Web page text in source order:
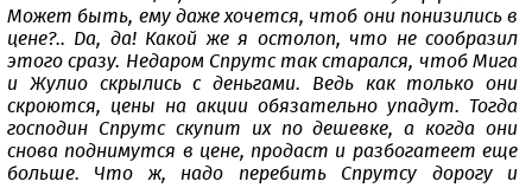
Может быть, ему даже хочется, чтоб они понизились в
цене?.. Да, да! Какой же я остолоп, что не сообразил
этого сразу. Недаром Спрутс так старался, чтоб Мига
и Жулио скрылись с деньгами. Ведь как только они
скроются, цены на акции обязательно упадут. Тогда
господин Спрутс скупит их по дешевке, а когда они
снова поднимутся в цене, продаст и разбогатеет еще
больше. Что ж, надо перебить Спрутсу дорогу и